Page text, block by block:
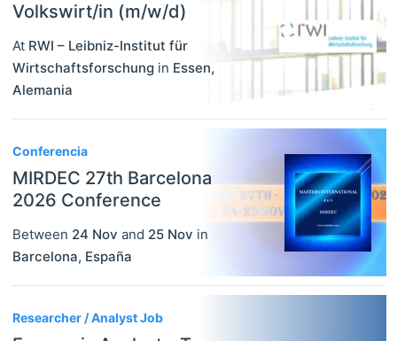
Volkswirt/in (m/w/d)
At RWI – Leibniz-Institut für
Wirtschaftsforschung in Essen,
Alemania
Conferencia
MIRDEC 27th Barcelona
2026 Conference
Between 24 Nov and 25 Nov in
Barcelona, España
Researcher / Analyst Job